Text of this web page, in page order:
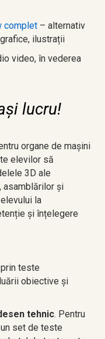
complet – alternativ
ilustrații
video, în vederea
lucru!
organe de mașini
elevilor să
3D ale
asamblărilor și
la
și înțelegere
teste
obiective și
tehnic. Pentru
set de teste